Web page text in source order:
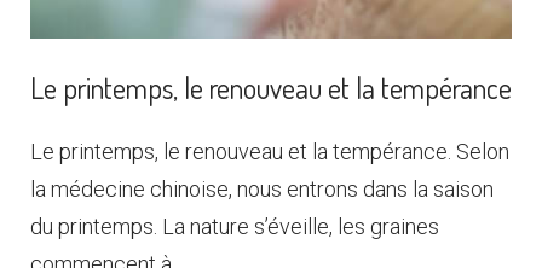
Le printemps, le renouveau et la tempérance
Le printemps, le renouveau et la tempérance. Selon
la médecine chinoise, nous entrons dans la saison
du printemps. La nature s’éveille, les graines